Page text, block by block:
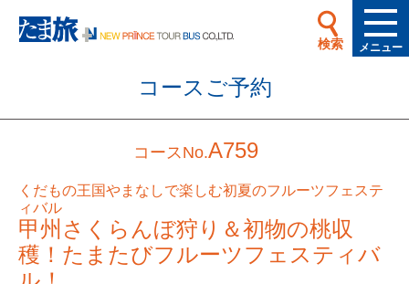
検索 メニュー
コースご予約
コースNo.A759
くだもの王国やまなしで楽しむ初夏のフルーツフェステ
ィバル
甲州さくらんぼ狩り＆初物の桃収
穫！たまたびフルーツフェスティバ